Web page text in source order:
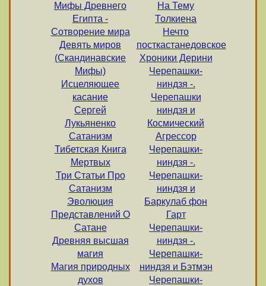
Мифы Древнего
Египта -
Сотворение мира
Девять миров
(Скандинавские
Мифы)
Исцеляющее
касание
Сергей
Лукьяненко
Сатанизм
Тибетская Книга
Мертвых
Три Статьи Про
Сатанизм
Эволюция
Представлений О
Сатане
Древняя высшая
магия
Магия природных
духов
На Тему
Толкиена
Нечто
посткастанедовское
Хроники Дерини
Черепашки-
ниндзя -.
Черепашки
ниндзя и
Космический
Агрессор
Черепашки-
ниндзя -.
Черепашки-
ниндзя и
Баркулаб фон
Гарт
Черепашки-
ниндзя -.
Черепашки-
ниндзя и Бэтмэн
Черепашки-